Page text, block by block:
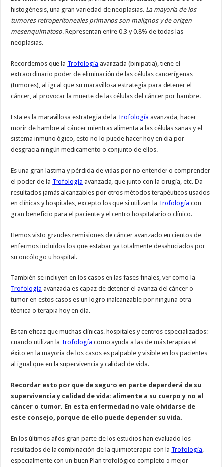
histogénesis, una gran variedad de neoplasias. La mayoría de los
tumores retroperitoneales primarios son malignos y de origen
mesenquimatoso. Representan entre 0.3 y 0.8% de todas las
neoplasias.
Recordemos que la Trofología avanzada (binipatia), tiene el
extraordinario poder de eliminación de las células cancerígenas
(tumores), al igual que su maravillosa estrategia para detener el
cáncer, al provocar la muerte de las células del cáncer por hambre.
Esta es la maravillosa estrategia de la Trofología avanzada, hacer
morir de hambre al cáncer mientras alimenta a las células sanas y el
sistema inmunológico, esto no lo puede hacer hoy en dia por
desgracia ningún medicamento o conjunto de ellos.
Es una gran lastima y pérdida de vidas por no entender o comprender
el poder de la Trofología avanzada, que junto con la cirugía, etc. Da
resultados jamás alcanzables por otros métodos terapéuticos usados
en clínicas y hospitales, excepto los que si utilizan la Trofología con
gran beneficio para el paciente y el centro hospitalario o clínico.
Hemos visto grandes remisiones de cáncer avanzado en cientos de
enfermos incluidos los que estaban ya totalmente desahuciados por
su oncólogo u hospital.
También se incluyen en los casos en las fases finales, ver como la
Trofología avanzada es capaz de detener el avanza del cáncer o
tumor en estos casos es un logro inalcanzable por ninguna otra
técnica o terapia hoy en día.
Es tan eficaz que muchas clínicas, hospitales y centros especializados;
cuando utilizan la Trofología como ayuda a las de más terapias el
éxito en la mayoria de los casos es palpable y visible en los pacientes
al igual que en la supervivencia y calidad de vida.
Recordar esto por que de seguro en parte dependerá de su
supervivencia y calidad de vida: alimente a su cuerpo y no al
cáncer o tumor. En esta enfermedad no vale olvidarse de
este consejo, porque de ello puede depender su vida.
En los últimos años gran parte de los estudios han evaluado los
resultados de la combinación de la quimioterapia con la Trofología,
especialmente con un buen Plan trofológico completo o mejor